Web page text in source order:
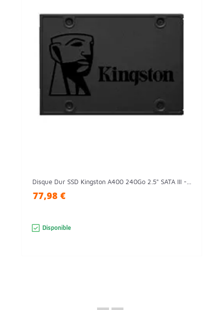
Disque Dur SSD Kingston A400 240Go 2.5" SATA III -...
77,98 €
Disponible